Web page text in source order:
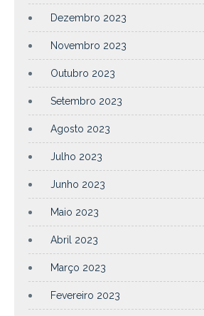
Dezembro 2023
Novembro 2023
Outubro 2023
Setembro 2023
Agosto 2023
Julho 2023
Junho 2023
Maio 2023
Abril 2023
Março 2023
Fevereiro 2023